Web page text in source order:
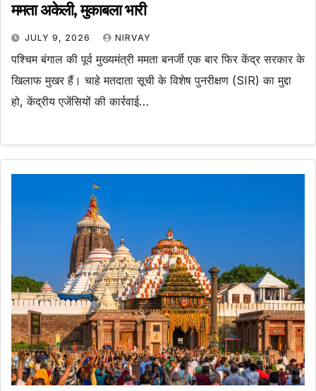
ममता अकेली, मुकाबला भारी
JULY 9, 2026 NIRVAY
पश्चिम बंगाल की पूर्व मुख्यमंत्री ममता बनर्जी एक बार फिर केंद्र सरकार के
खिलाफ मुखर हैं। चाहे मतदाता सूची के विशेष पुनरीक्षण (SIR) का मुद्दा
हो, केंद्रीय एजेंसियों की कार्रवाई…